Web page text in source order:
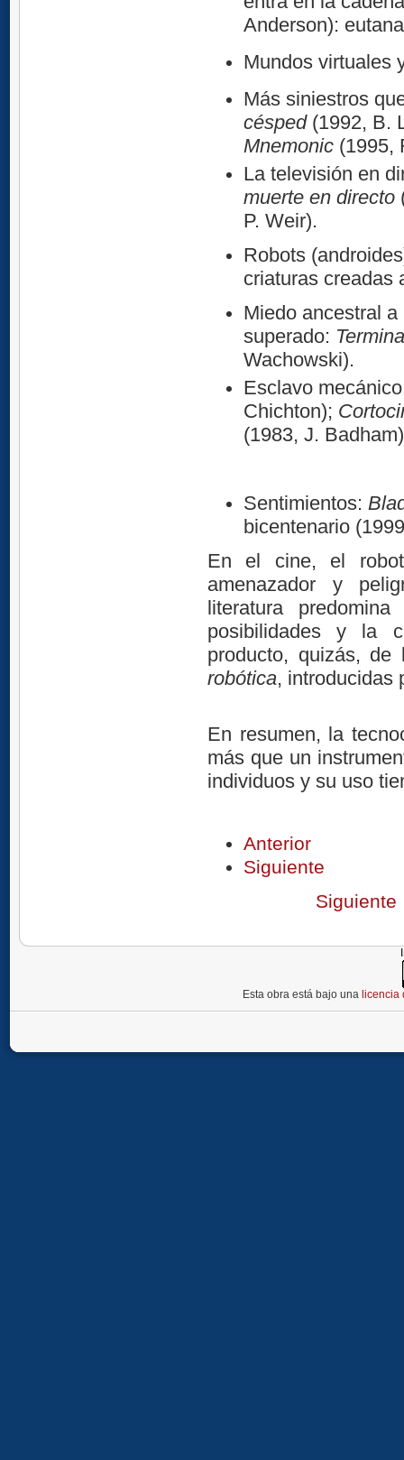
Anderson):
Mundos virtuales
Más siniestros
césped(1992, B.
Mnemonic (1995,
La televisión en
muerte en directo
P. Weir).
Robots
criaturas creadas
Miedo ancestral
superado:
Wachowski).
Esclavo
Chichton);
(1983, J.
Sentimientos:
bicentenario
En el cine, el
amenazador y
literatura
posibilidades y la
producto, quizás,
robótica, introducidas
En resumen, la
más que un
individuos y su uso
Anterior
Siguiente
Siguiente
Esta obra está bajo una licencia